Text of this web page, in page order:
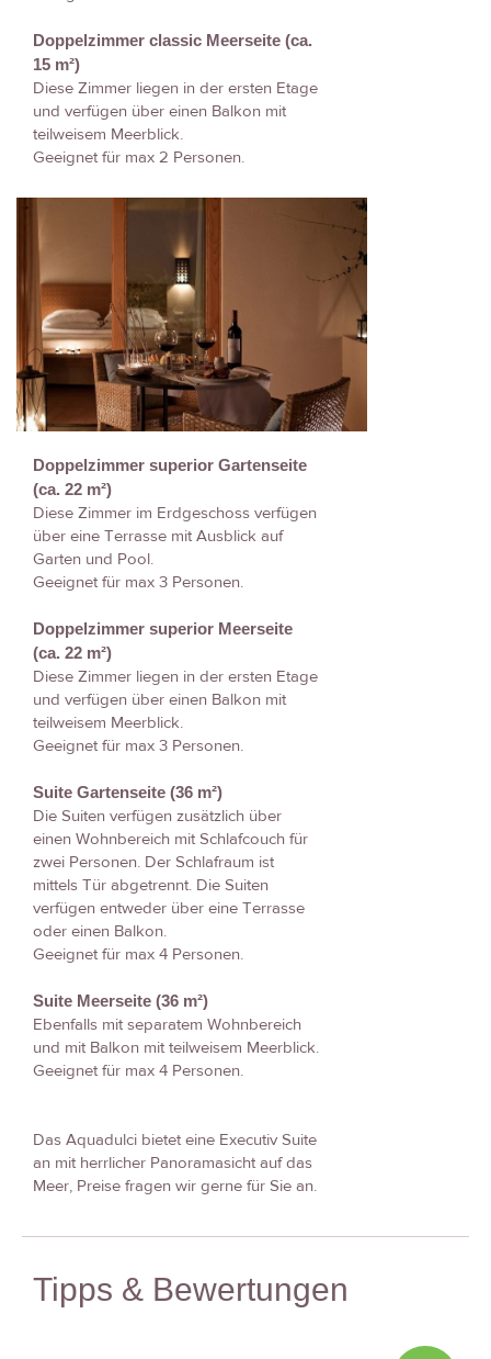
Doppelzimmer classic Meerseite (ca.
15 m²)
Diese Zimmer liegen in der ersten Etage
und verfügen über einen Balkon mit
teilweisem Meerblick.
Geeignet für max 2 Personen.
Doppelzimmer superior Gartenseite
(ca. 22 m²)
Diese Zimmer im Erdgeschoss verfügen
über eine Terrasse mit Ausblick auf
Garten und Pool.
Geeignet für max 3 Personen.
Doppelzimmer superior Meerseite
(ca. 22 m²)
Diese Zimmer liegen in der ersten Etage
und verfügen über einen Balkon mit
teilweisem Meerblick.
Geeignet für max 3 Personen.
Suite Gartenseite (36 m²)
Die Suiten verfügen zusätzlich über
einen Wohnbereich mit Schlafcouch für
zwei Personen. Der Schlafraum ist
mittels Tür abgetrennt. Die Suiten
verfügen entweder über eine Terrasse
oder einen Balkon.
Geeignet für max 4 Personen.
Suite Meerseite (36 m²)
Ebenfalls mit separatem Wohnbereich
und mit Balkon mit teilweisem Meerblick.
Geeignet für max 4 Personen.
Das Aquadulci bietet eine Executiv Suite
an mit herrlicher Panoramasicht auf das
Meer, Preise fragen wir gerne für Sie an.
Tipps & Bewertungen